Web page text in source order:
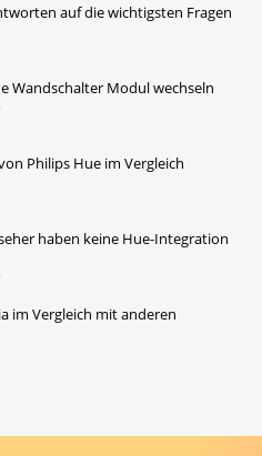
auf die wichtigsten Fragen
Wandschalter Modul wechseln
Philips Hue im Vergleich
haben keine Hue-Integration
im Vergleich mit anderen